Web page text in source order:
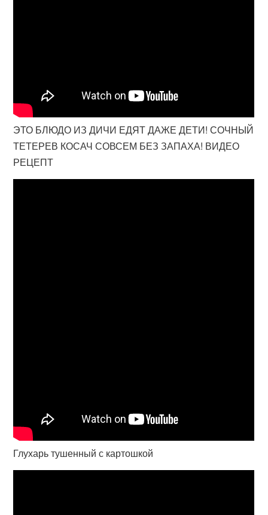
ЭТО БЛЮДО ИЗ ДИЧИ ЕДЯТ ДАЖЕ ДЕТИ! СОЧНЫЙ
ТЕТЕРЕВ КОСАЧ СОВСЕМ БЕЗ ЗАПАХА! ВИДЕО
РЕЦЕПТ
Глухарь тушенный с картошкой